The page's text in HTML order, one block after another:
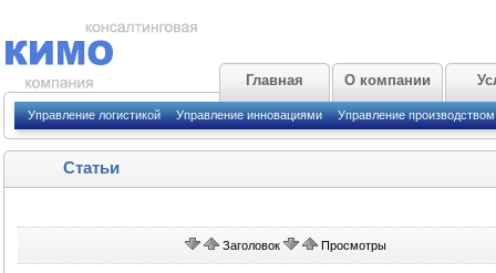
Главная О компании
Управление логистикой Управление инновациями Управление производством
Статьи
Заголовок Просмотры